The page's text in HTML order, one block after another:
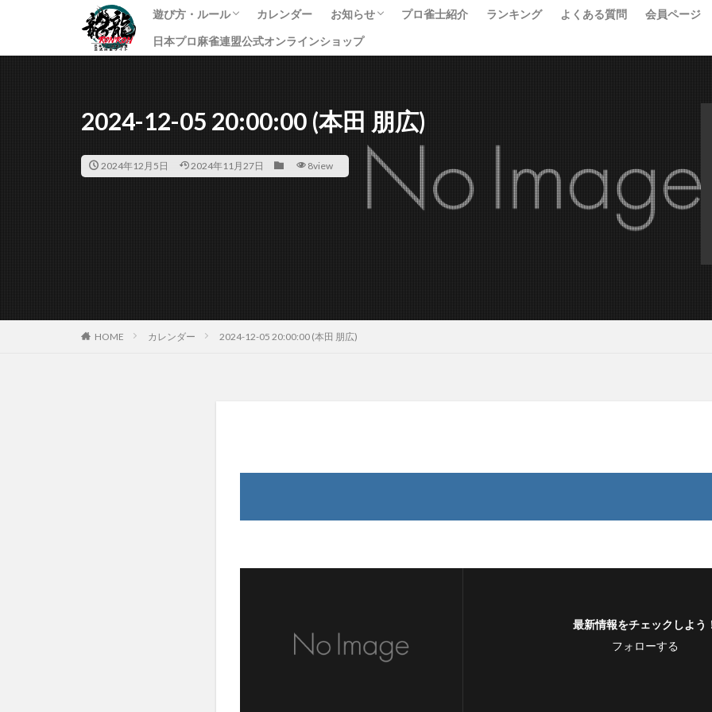
遊び方・ルール
龍龍のプレイ方法
ルール
課金方法
カレンダー お知らせ
イベント
ニュース
すべて
プロ雀士紹介 ランキング よくある質問
会員ページ
日本プロ麻雀連盟公式オンラインショップ
2024-12-05 20:00:00 (本田 朋広)
2024年12月5日 2024年11月27日 8view
HOME カレンダー 2024-12-05 20:00:00 (本田 朋広)
最新情報をチェックしよう
フォローする